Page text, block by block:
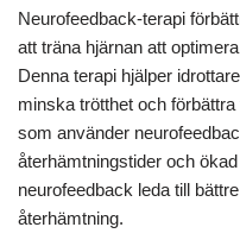
mental motståndskraft och
adresserar mental trötthet
innovativa strategier för
Hur hjälper
idrottare i